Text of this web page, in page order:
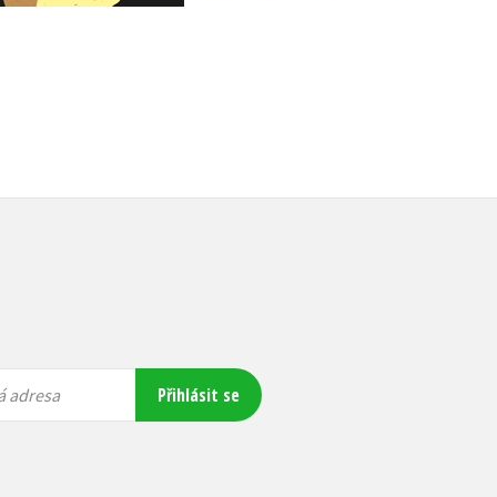
adresa Přihlásit se